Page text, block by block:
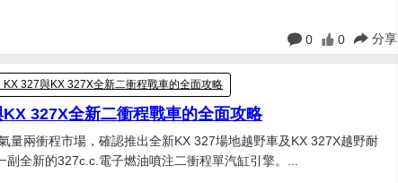
0 0 分享
KX 327與KX 327X全新二衝程戰車的全面攻略
KX 327X全新二衝程戰車的全面攻略
量兩衝程市場，確認推出全新KX 327場地越野車及KX 327X越野耐
副全新的327c.c.電子燃油噴注二衝程單汽缸引擎。...